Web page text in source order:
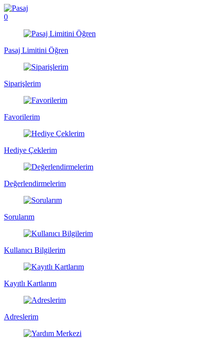
0
Pasaj Limitini Öğren
Siparişlerim
Favorilerim
Hediye Çeklerim
Değerlendirmelerim
Sorularım
Kullanıcı Bilgilerim
Kayıtlı Kartlarım
Adreslerim